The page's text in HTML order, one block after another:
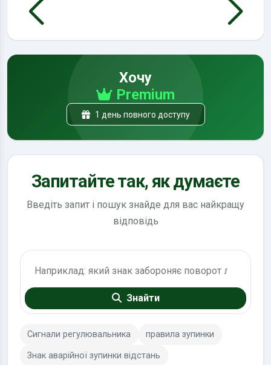
Хочу
Premium
1 день повного доступу
Запитайте так, як думаєте
Введіть запит і пошук знайде для вас найкращу
відповідь
Знайти
Сигнали регулювальника правила зупинки
Знак аварійної зупинки відстань